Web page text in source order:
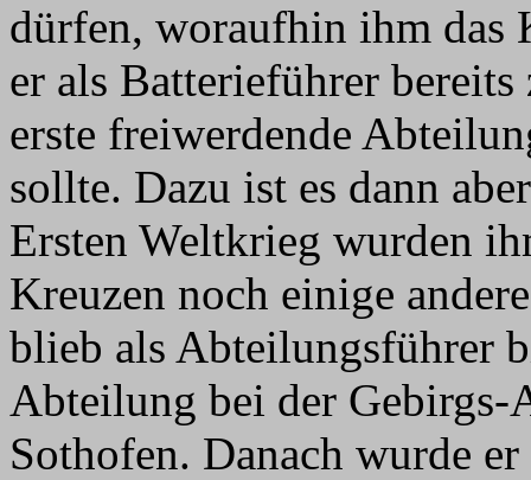
dürfen, woraufhin ihm das
er als Batterieführer
erste freiwerdende
sollte. Dazu ist es dann
Ersten Weltkrieg wurden
Kreuzen noch einige
blieb als Abteilungsführer
Abteilung bei der
Sothofen. Danach wurde